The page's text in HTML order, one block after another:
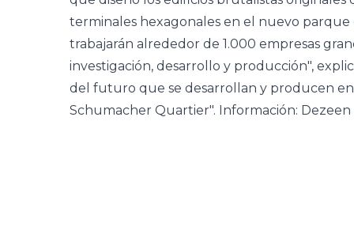
terminales hexagonales en el nuevo parque
trabajarán alrededor de 1.000 empresas
investigación, desarrollo y producción",
del futuro que se desarrollan y producen
Schumacher Quartier". Información: Dezeen